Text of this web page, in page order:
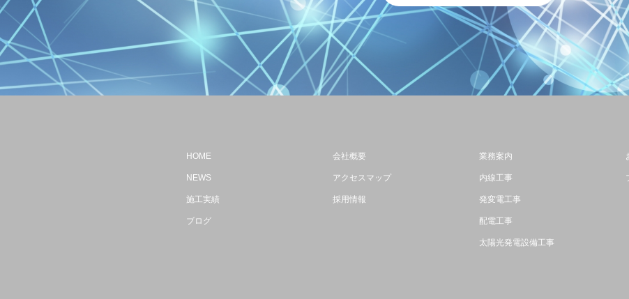
HOME
NEWS
施工実績
ブログ
会社概要
アクセスマップ
採用情報
業務案内
内線工事
発変電工事
配電工事
太陽光発電設備工事